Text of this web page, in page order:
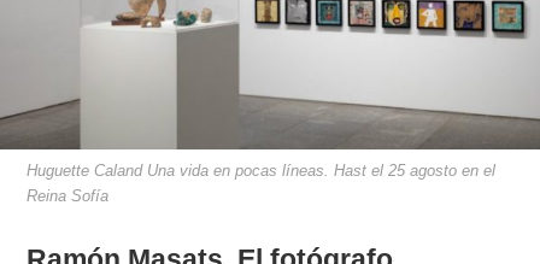
Huguette Caland Una vida en pocas líneas. Hast el 25 agosto en el
Reina Sofía